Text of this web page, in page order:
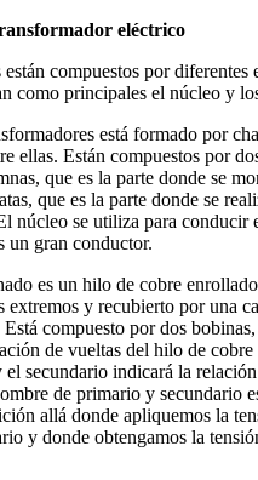
eléctrico
compuestos por diferentes
como principales el núcleo y
está formado por
ellas. Están compuestos por
que es la parte donde se
que es la parte donde se
núcleo se utiliza para conducir
un gran conductor.
es un hilo de cobre
extremos y recubierto por una
Está compuesto por dos
de vueltas del hilo de cobre
secundario indicará la
de primario y secundario
allá donde apliquemos la
y donde obtengamos la